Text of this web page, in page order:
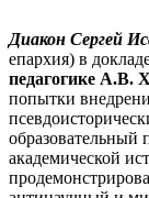
Диакон Сергей
епархия) в
педагогике А.В.
попытки
образовательный
академической